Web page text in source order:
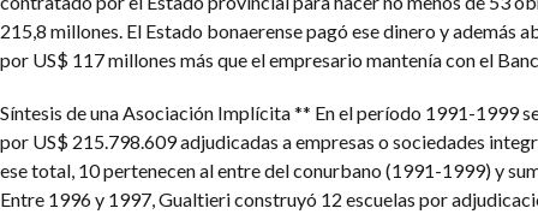
215,8 millones. El Estado bonaerense pagó ese dinero y además
por US$ 117 millones más que el empresario mantenía con el
Síntesis de una Asociación Implícita** En el período 1991-1999
por US$ 215.798.609 adjudicadas a empresas o sociedades
ese total, 10 pertenecen al entre del conurbano (1991-1999) y
Entre 1996 y 1997, Gualtieri construyó 12 escuelas por